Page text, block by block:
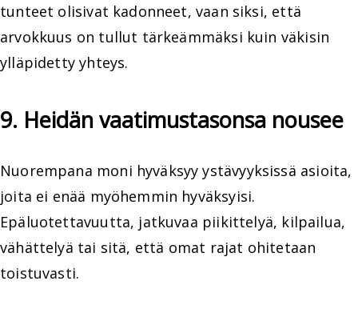
tunteet olisivat kadonneet, vaan siksi, että
arvokkuus on tullut tärkeämmäksi kuin väkisin
ylläpidetty yhteys.
9. Heidän vaatimustasonsa nousee
Nuorempana moni hyväksyy ystävyyksissä asioita,
joita ei enää myöhemmin hyväksyisi.
Epäluotettavuutta, jatkuvaa piikittelyä, kilpailua,
vähättelyä tai sitä, että omat rajat ohitetaan
toistuvasti.